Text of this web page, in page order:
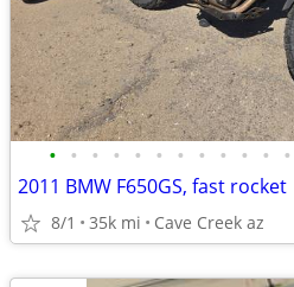
• • • • • • • • • • • •
2011 BMW F650GS, fast rocket
8/1 35k mi Cave Creek az